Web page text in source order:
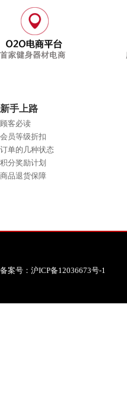
新手上路
顾客必读
会员等级折扣
订单的几种状态
积分奖励计划
商品退货保障
备案号：沪ICP备12036673号-1